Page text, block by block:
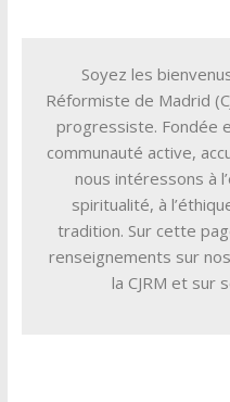
Soyez les
Réformiste de Madrid
progressiste. Fondée
communauté active,
nous intéressons à
spiritualité, à
tradition. Sur cette
renseignements sur
la CJRM et sur